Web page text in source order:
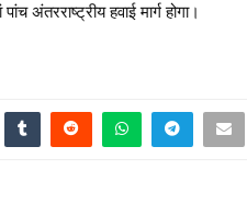
अंतरराष्ट्रीय हवाई मार्ग होगा।